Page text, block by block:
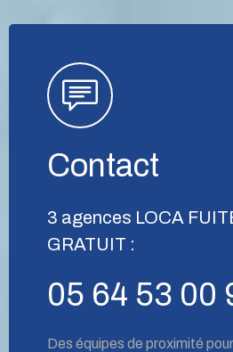
Contact
3 agences LOCA
GRATUIT :
05 64 53 00
Des équipes de proximité